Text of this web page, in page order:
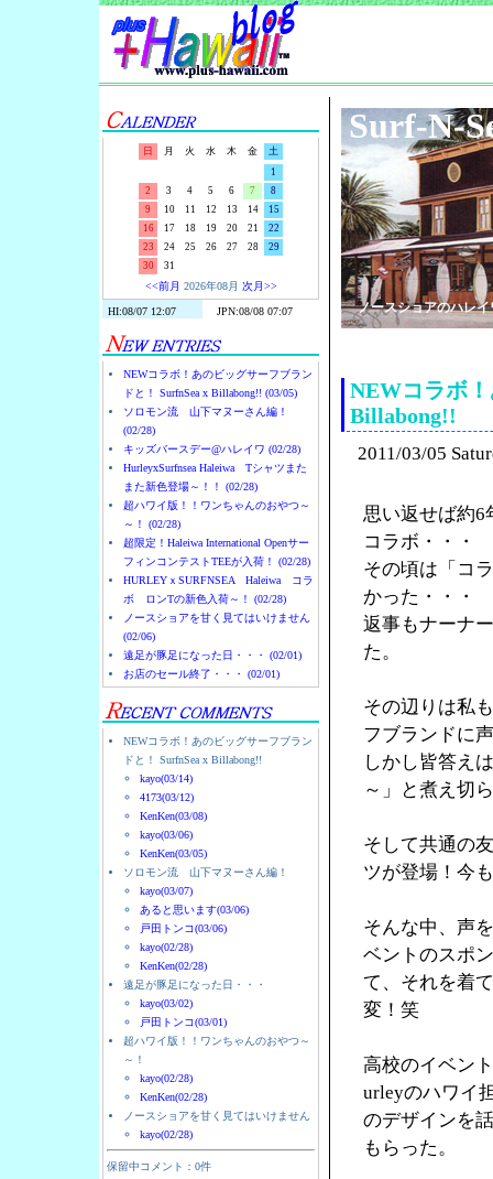
日 月 火 水 木 金
土
1
2
3 4 5 6 7
8
9
10 11 12 13 14
15
16
17 18 19 20 21
22
23
24 25 26 27 28
29
30
31
<<前月 2026年08月 次月>>
NEWコラボ！あのビッグサーフブラン
ドと！ SurfnSea x Billabong!! (03/05)
ソロモン流 山下マヌーさん編！
(02/28)
キッズバースデー@ハレイワ (02/28)
HurleyxSurfnsea Haleiwa Tシャツまた
また新色登場～！！ (02/28)
超ハワイ版！！ワンちゃんのおやつ～
～！ (02/28)
超限定！Haleiwa International Openサー
フィンコンテストTEEが入荷！ (02/28)
HURLEYｘSURFNSEA Haleiwa コラ
ボ ロンTの新色入荷～！ (02/28)
ノースショアを甘く見てはいけません
(02/06)
遠足が豚足になった日・・・ (02/01)
お店のセール終了・・・ (02/01)
NEWコラボ！あのビッグサーフブラン
ドと！ SurfnSea x Billabong!!
kayo(03/14)
4173(03/12)
KenKen(03/08)
kayo(03/06)
KenKen(03/05)
ソロモン流 山下マヌーさん編！
kayo(03/07)
あると思います(03/06)
戸田トンコ(03/06)
kayo(02/28)
KenKen(02/28)
遠足が豚足になった日・・・
kayo(03/02)
戸田トンコ(03/01)
超ハワイ版！！ワンちゃんのおやつ～
～！
kayo(02/28)
KenKen(02/28)
ノースショアを甘く見てはいけません
kayo(02/28)
保留中コメント：0件
Surf-N-
ノースショアのハレ
NEWコラボ
Billabong!!
2011/03/05
思い返せば約6
コラボ・・・
その頃は「コ
かった・・・
返事もナーナ
た。
その辺りは私
フブランドに
しかし皆答え
～」と煮え切
そして共通の
ツが登場！今
そんな中、声
ベントのスポ
て、それを着
変！笑
高校のイベン
urleyのハワイ
のデザインを
もらった。